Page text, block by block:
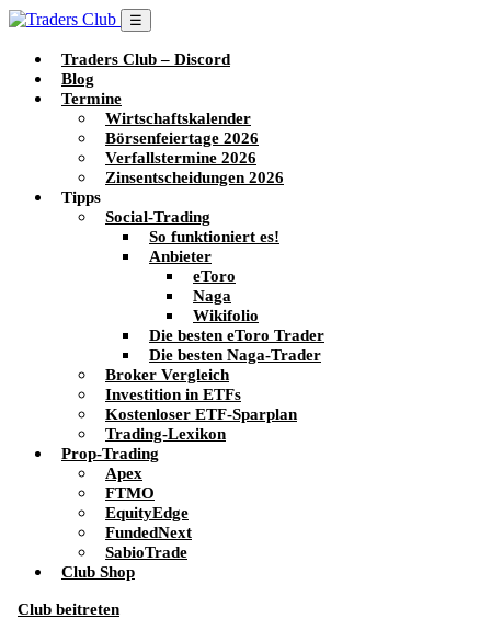
☰
Traders Club – Discord
Blog
Termine
Wirtschaftskalender
Börsenfeiertage 2026
Verfallstermine 2026
Zinsentscheidungen 2026
Tipps
Social-Trading
So funktioniert es!
Anbieter
eToro
Naga
Wikifolio
Die besten eToro Trader
Die besten Naga-Trader
Broker Vergleich
Investition in ETFs
Kostenloser ETF-Sparplan
Trading-Lexikon
Prop-Trading
Apex
FTMO
EquityEdge
FundedNext
SabioTrade
Club Shop
Club beitreten